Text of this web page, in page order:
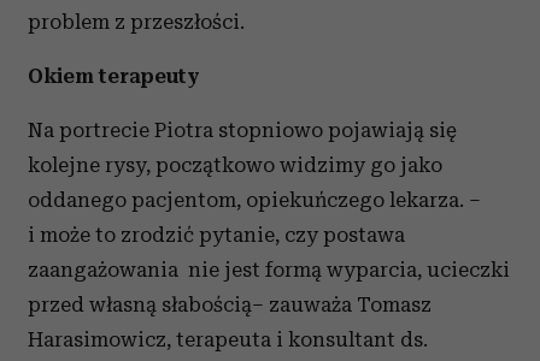
problem z przeszłości.
Okiem terapeuty
Na portrecie Piotra stopniowo pojawiają się
kolejne rysy, początkowo widzimy go jako
oddanego pacjentom, opiekuńczego lekarza. –
i może to zrodzić pytanie, czy postawa
zaangażowania nie jest formą wyparcia, ucieczki
przed własną słabością– zauważa Tomasz
Harasimowicz, terapeuta i konsultant ds.